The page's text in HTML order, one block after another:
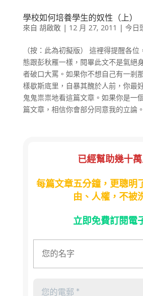
學校如何培養學生的奴性（上）
來自 胡啟敢| 12 月 27, 2011 | 今日
（按：此為初擬版） 這裡得提醒各
態跟彭秋雁一樣，閱畢此文不是氣絕
者破口大罵。如果你不想自己有一剎
樣歇斯底里，自暴其醜於人前，你最
鬼鬼祟祟地看這篇文章。如果你是一
篇文章，相信你會部分同意我的立論
已經幫助幾十
每篇文章五分鐘，更聰明
由、人權，不被
立即免費訂閱電